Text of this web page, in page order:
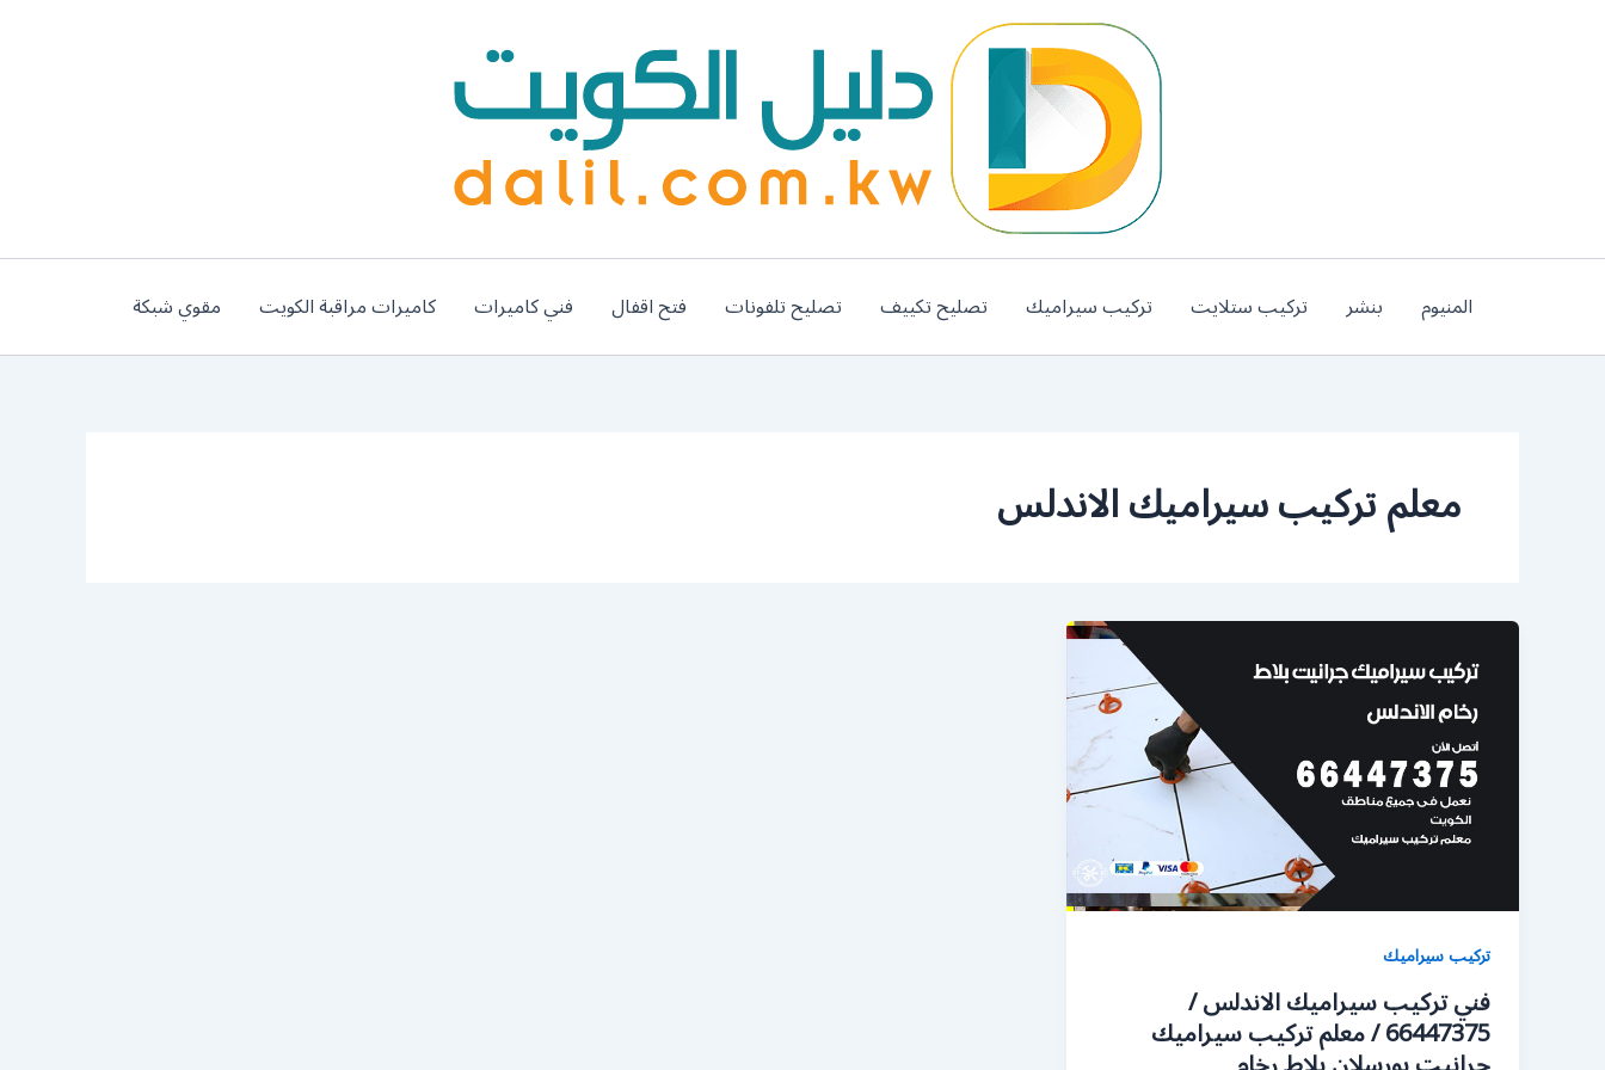
المنيوم بنشر تركيب ستلايت تركيب سيراميك تصليح تكييف تصليح تلفونات فتح اقفال فني كاميرات كاميرات مراقبة الكويت مقوي شبكة
معلم تركيب سيراميك الاندلس
تركيب سيراميك
فني تركيب سيراميك الاندلس /
66447375 / معلم تركيب سيراميك